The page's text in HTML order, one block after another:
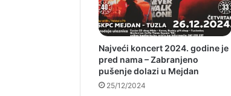
Najveći koncert 2024. godine je
pred nama – Zabranjeno
pušenje dolazi u Mejdan
25/12/2024